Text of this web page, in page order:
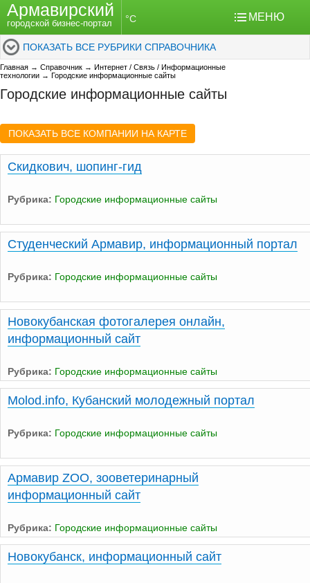
Армавирский
городской бизнес-портал °C МЕНЮ
ПОКАЗАТЬ ВСЕ РУБРИКИ СПРАВОЧНИКА
Главная → Справочник → Интернет / Связь / Информационные
технологии → Городские информационные сайты
Городские информационные сайты
ПОКАЗАТЬ ВСЕ КОМПАНИИ НА КАРТЕ
Скидкович, шопинг-гид
Рубрика: Городские информационные сайты
Студенческий Армавир, информационный портал
Рубрика: Городские информационные сайты
Новокубанская фотогалерея онлайн,
информационный сайт
Рубрика: Городские информационные сайты
Molod.info, Кубанский молодежный портал
Рубрика: Городские информационные сайты
Армавир ZOO, зооветеринарный
информационный сайт
Рубрика: Городские информационные сайты
Новокубанск, информационный сайт